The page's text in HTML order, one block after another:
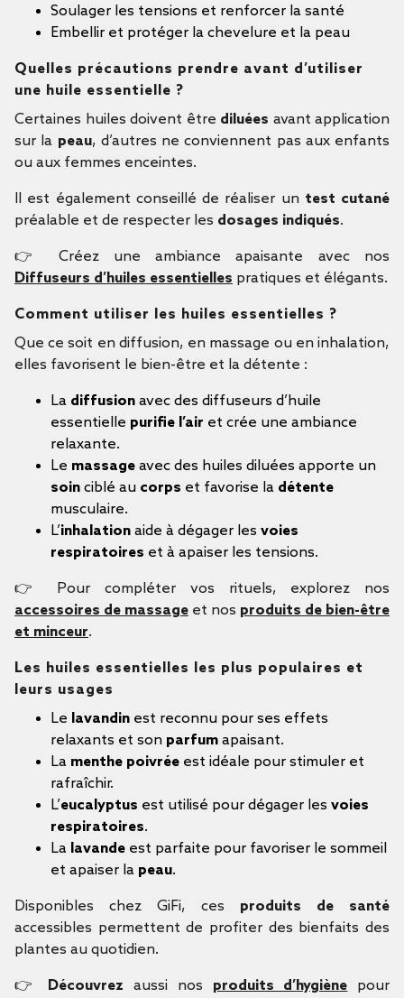
Soulager les tensions et renforcer la santé
Embellir et protéger la chevelure et la peau
Quelles précautions prendre avant d’utiliser
une huile essentielle ?
Certaines huiles doivent être diluées avant application
sur la peau, d’autres ne conviennent pas aux enfants
ou aux femmes enceintes.
Il est également conseillé de réaliser un test cutané
préalable et de respecter les dosages indiqués.
👉 Créez une ambiance apaisante avec nos
Diffuseurs d’huiles essentielles pratiques et élégants.
Comment utiliser les huiles essentielles ?
Que ce soit en diffusion, en massage ou en inhalation,
elles favorisent le bien-être et la détente :
La diffusion avec des diffuseurs d’huile
essentielle purifie l’air et crée une ambiance
relaxante.
Le massage avec des huiles diluées apporte un
soin ciblé au corps et favorise la détente
musculaire.
L’inhalation aide à dégager les voies
respiratoires et à apaiser les tensions.
👉 Pour compléter vos rituels, explorez nos
accessoires de massage et nos produits de bien-être
et minceur.
Les huiles essentielles les plus populaires et
leurs usages
Le lavandin est reconnu pour ses effets
relaxants et son parfum apaisant.
La menthe poivrée est idéale pour stimuler et
rafraîchir.
L’eucalyptus est utilisé pour dégager les voies
respiratoires.
La lavande est parfaite pour favoriser le sommeil
et apaiser la peau.
Disponibles chez GiFi, ces produits de santé
accessibles permettent de profiter des bienfaits des
plantes au quotidien.
👉 Découvrez aussi nos produits d’hygiène pour